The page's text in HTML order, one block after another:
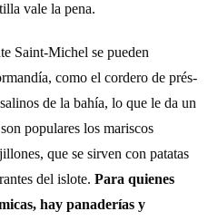
vale la pena.
Saint-Michel se pueden
como el cordero de prés-
de la bahía, lo que le da un
populares los mariscos
que se sirven con patatas
del islote.Para quienes
hay panaderías y